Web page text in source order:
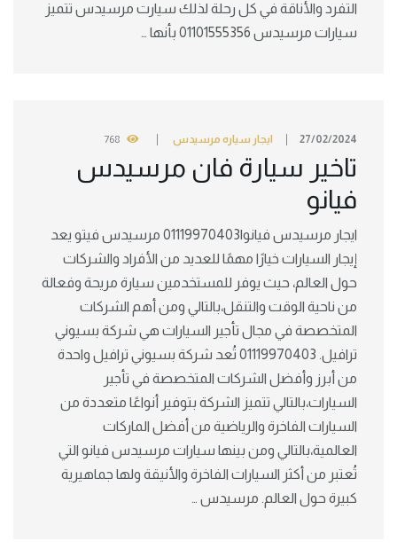
التفرد والأناقة في كل رحلة لذلك سيارت مرسيدس تتميز
سيارات مرسيدس 01101555356 بأنها …
27/02/2024 ايجار سياره مرسيدس 768
تاخير سيارة فان مرسيدس
فيانو
ايجار مرسيدس فيانو|01119970403 مرسيدس فيتو يعد
إيجار السيارات خيارًا مهمًا للعديد من الأفراد والشركات
حول العالم، حيث يوفر للمستخدمين سيارة مريحة وفعالة
من ناحية الوقت والتنقل،بالتالي ومن أهم الشركات
المتخصصة في مجال تأجير السيارات هي شركة بسيوني
ترافيل. 01119970403 تُعد شركة بسيوني ترافيل واحدة
من أبرز وأفضل الشركات المتخصصة في تأجير
السيارات،بالتالي تتميز الشركة بتوفير أنواعًا متعددة من
السيارات الفاخرة والرياضية من أفضل الماركات
العالمية،بالتالي ومن بينها سيارات مرسيدس فيانو التي
تُعتبر من أكثر السيارات الفاخرة والأنيقة ولها جماهيرية
كبيرة حول العالم. مرسيدس …